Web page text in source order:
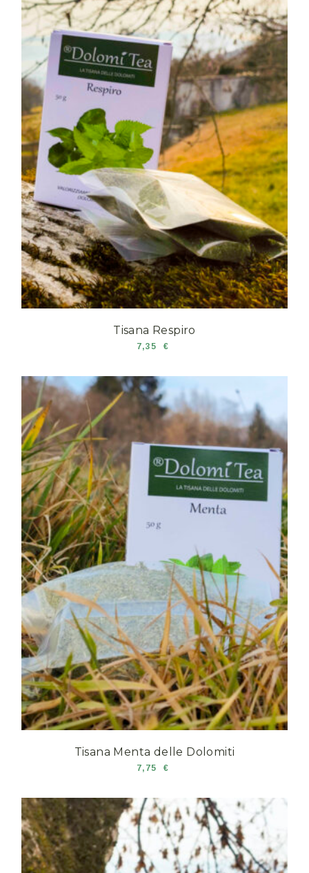
Tisana Respiro
7,35 €
Tisana Menta delle Dolomiti
7,75 €